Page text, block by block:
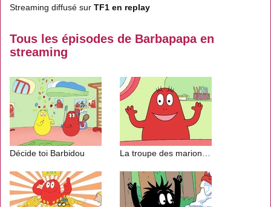
Streaming diffusé sur TF1 en replay
Tous les épisodes de Barbapapa en
streaming
Décide toi Barbidou